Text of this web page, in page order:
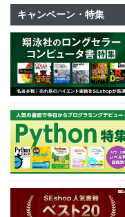
キャンペーン・特集